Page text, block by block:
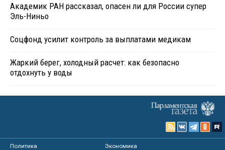
Академик РАН рассказал, опасен ли для России супер
Эль-Ниньо
Соцфонд усилит контроль за выплатами медикам
Жаркий берег, холодный расчет: как безопасно
отдохнуть у воды
Политика
Экономика